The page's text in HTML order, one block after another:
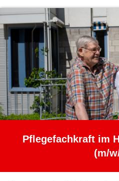
Pflegefachkraft im
(m/